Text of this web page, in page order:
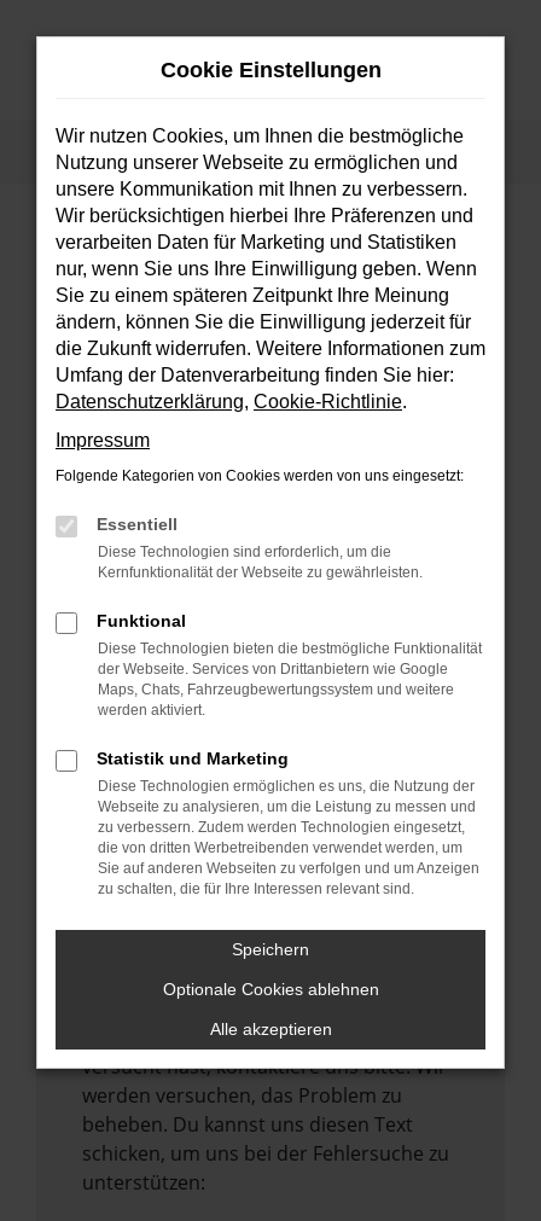
Zum
Startseite Fahrzeugsuche
FEHLER: NETWORK ERROR
Beim Laden ist ein Fehler aufgetreten.
Hier sind ein paar Tipps, die dir helfen können:
Überprüfe deine Firewall und deine
Internetverbindung.
Laden andere Webseiten, zum Beispiel
deine Suchmaschine?
Prüfe deine Browsererweiterungen.
Manche Erweiterungen, wie Werbeblocker,
können das Laden bestimmter Seiten
anderen Browser oder in einem privaten
Fenster?
Starte dein Gerät neu.
vorübergehende Probleme zu beheben.
Stelle sicher, dass dein Browser und dein
Betriebssystem auf dem neuesten Stand
sind.
Veraltete Software birgt nicht nur ein
führen, dass bestimmte Funktionen nicht
Wende dich an den Webseitenbetreiber.
Wenn du alle oben genannten Schritte
versucht hast, kontaktiere uns bitte. Wir
werden versuchen, das Problem zu
beheben. Du kannst uns diesen Text
schicken, um uns bei der Fehlersuche zu
unterstützen:
Cookie Einstellungen
Wir nutzen Cookies, um Ihnen die bestmögliche
Nutzung unserer Webseite zu ermöglichen und
unsere Kommunikation mit Ihnen zu verbessern.
Wir berücksichtigen hierbei Ihre Präferenzen und
verarbeiten Daten für Marketing und Statistiken
nur, wenn Sie uns Ihre Einwilligung geben. Wenn
Sie zu einem späteren Zeitpunkt Ihre Meinung
ändern, können Sie die Einwilligung jederzeit für
die Zukunft widerrufen. Weitere Informationen zum
Umfang der Datenverarbeitung finden Sie hier:
Datenschutzerklärung, Cookie-Richtlinie.
Impressum
Folgende Kategorien von Cookies werden von uns eingesetzt:
Essentiell
Diese Technologien sind erforderlich, um die
Kernfunktionalität der Webseite zu gewährleisten.
Funktional
Diese Technologien bieten die bestmögliche Funktionalität
der Webseite. Services von Drittanbietern wie Google
Maps, Chats, Fahrzeugbewertungssystem und weitere
werden aktiviert.
Statistik und Marketing
Diese Technologien ermöglichen es uns, die Nutzung der
Webseite zu analysieren, um die Leistung zu messen und
zu verbessern. Zudem werden Technologien eingesetzt,
die von dritten Werbetreibenden verwendet werden, um
Sie auf anderen Webseiten zu verfolgen und um Anzeigen
zu schalten, die für Ihre Interessen relevant sind.
Speichern
Optionale Cookies ablehnen
Alle akzeptieren